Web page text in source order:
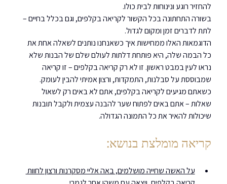
להחזיר רוגע ונינוחות לבית כולו.
בשורה התחתונה בכל הקשור לקריאה בקלפים, וגם בכלל בחיים –
לתת לדברים זמן ומקום לגדול.
הדוגמאות האלו ממחישות איך כשאנחנו נותנים לשאלה אחת את
כל הבמה שלה, היא פותחת דלתות לעולם שלם של הבנות שלא
נראו לעין במבט ראשון. זו לא רק קריאה בקלפים – זו קריאה
שמבוססת על סבלנות, התמקדות, ורצון אמיתי להבין לעומק.
כשאתם מגיעים לקריאה בקלפים, אתם לא באים רק לשאול
שאלות – אתם באים לפתוח שער להבנה עצמית ולקבל תובנות
שיכולות להאיר את כל התמונה הגדולה.
קריאה מומלצת בנושא:
על האשה שחייה מושלמים, באה אליי מסקרנות ורצון לחוות